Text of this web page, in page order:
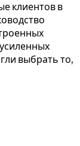
клиентов в
выбрать то,